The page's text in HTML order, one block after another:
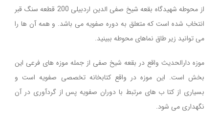
از محوطه شهیدگاه بقعه شیخ صفی الدین اردبیلی 200 قطعه سنگ قبر
انتخاب شده است که متعلق به دوره صفویه می باشد. و همه آن ها را
می توانید زیر طاق نماهای محوطه ببینید.
موزه دارالحدیث واقع در بقعه شیخ صفی از جمله موزه های فرعی این
بخش است. این موزه در واقع كتابخانه تخصصی صفویه است و
بسیاری از كتا ب های مرتبط با دوران صفویه پس از گردآوری در آن
نگهداری می شود.